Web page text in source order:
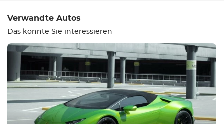
Verwandte Autos
Das könnte Sie interessieren